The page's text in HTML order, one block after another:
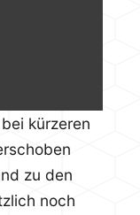
kürzeren
zu den
noch